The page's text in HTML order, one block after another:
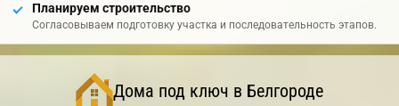
Планируем строительство
Согласовываем подготовку участка и последовательность этапов.
Дома под ключ в Белгороде